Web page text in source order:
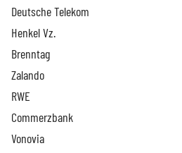
Deutsche Telekom
Henkel Vz.
Brenntag
Zalando
RWE
Commerzbank
Vonovia